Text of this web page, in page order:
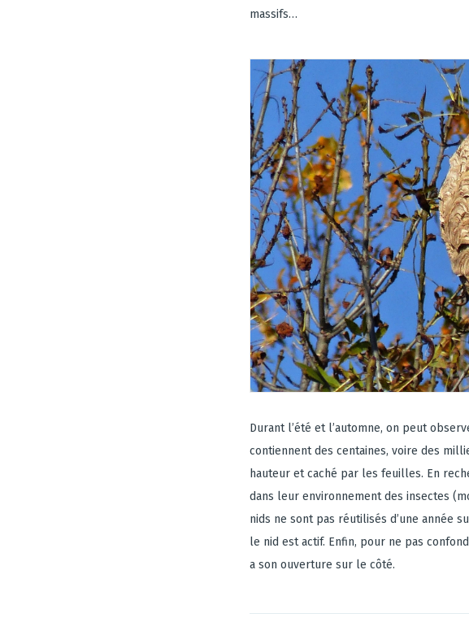
massifs…
Durant l’été et l’automne, on peut
contiennent des centaines, voire des
hauteur et caché par les feuilles. En
dans leur environnement des insectes
nids ne sont pas réutilisés d’une année
le nid est actif. Enfin, pour ne pas
a son ouverture sur le côté.